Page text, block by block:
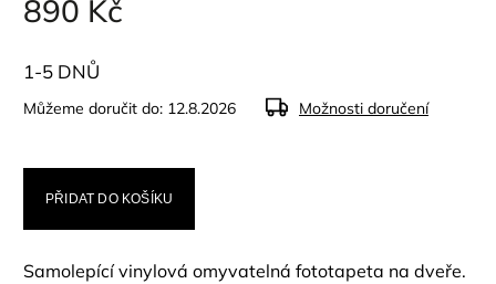
890 Kč
1-5 DNŮ
Můžeme doručit do: 12.8.2026 Možnosti doručení
PŘIDAT DO KOŠÍKU
Samolepící vinylová omyvatelná fototapeta na dveře.